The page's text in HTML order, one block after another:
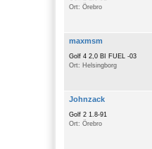
Ort: Örebro
maxmsm
Golf 4 2,0 BI FUEL -03
Ort: Helsingborg
Johnzack
Golf 2 1.8-91
Ort: Örebro